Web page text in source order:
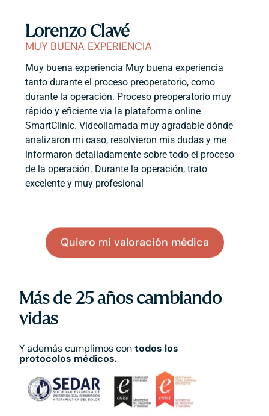
Lorenzo Clavé
MUY BUENA EXPERIENCIA
Muy buena experiencia Muy buena experiencia
tanto durante el proceso preoperatorio, como
durante la operación. Proceso preoperatorio muy
rápido y eficiente via la plataforma online
SmartClinic. Videollamada muy agradable dónde
analizaron mi caso, resolvieron mis dudas y me
informaron detalladamente sobre todo el proceso
de la operación. Durante la operación, trato
excelente y muy profesional
Quiero mi valoración médica
Más de 25 años cambiando
vidas
Y además cumplimos contodos los
protocolos médicos.